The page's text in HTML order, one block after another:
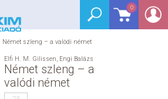
0
Német szleng – a valódi német
Elfi H. M. Gilissen, Engi Balázs
Német szleng – a
valódi német